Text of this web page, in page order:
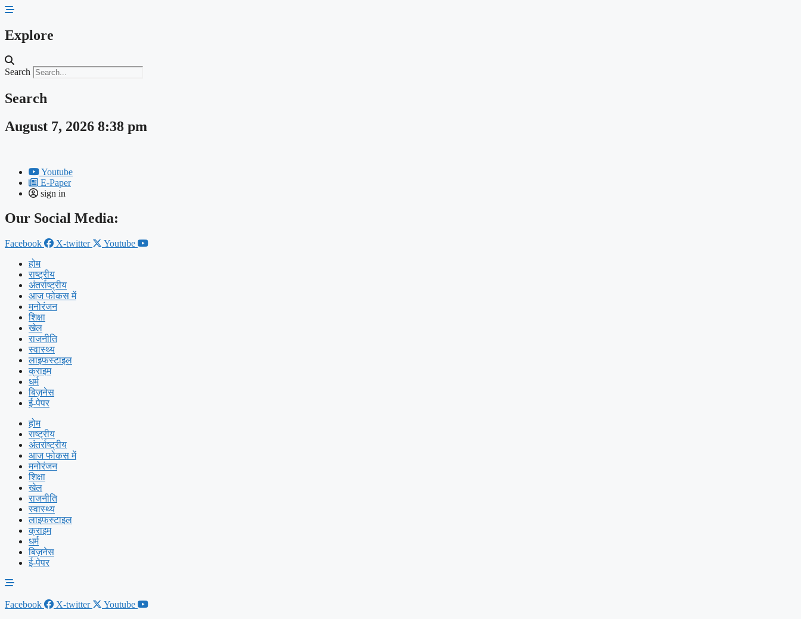
Skip
content
Explore
Search
Search
August 7, 2026 8:38 pm
Youtube
E-Paper
sign in
Our Social Media:
Facebook X-twitter
Youtube
होम
राष्ट्रीय
अंतर्राष्ट्रीय
आज फोकस में
मनोरंजन
शिक्षा
खेल
राजनीति
स्वास्थ्य
लाइफस्टाइल
क्राइम
धर्म
बिज़नेस
ई-पेपर
होम
राष्ट्रीय
अंतर्राष्ट्रीय
आज फोकस में
मनोरंजन
शिक्षा
खेल
राजनीति
स्वास्थ्य
लाइफस्टाइल
क्राइम
धर्म
बिज़नेस
ई-पेपर
Facebook X-twitter
Youtube